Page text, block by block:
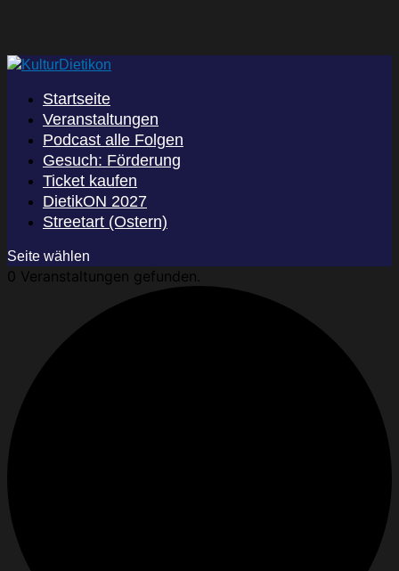
Startseite
Veranstaltungen
Podcast alle Folgen
Gesuch: Förderung
Ticket kaufen
DietikON 2027
Streetart (Ostern)
Seite wählen
0 Veranstaltungen gefunden.